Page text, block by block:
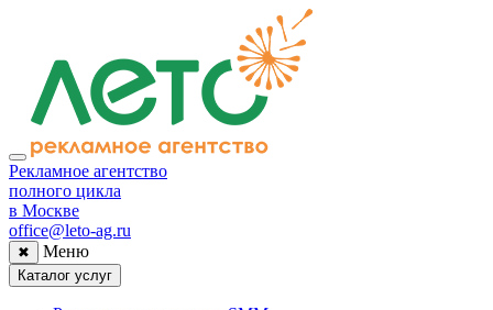
Рекламное агентство
полного цикла
в Москве
office@leto-ag.ru
✖ Меню
Каталог услуг